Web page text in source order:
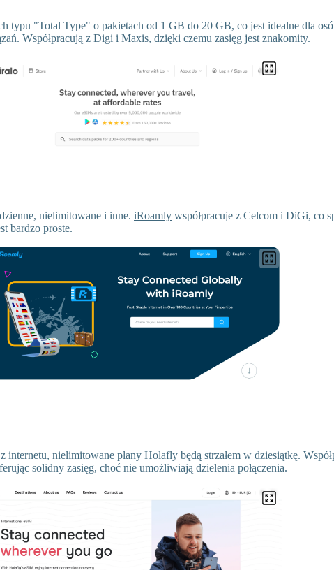
typu "Total Type" o pakietach od 1 GB do 20 GB, co jest idealne dla
Współpracują z Digi i Maxis, dzięki czemu zasięg jest znakomity.
nielimitowane i inne. iRoamly współpracuje z Celcom i DiGi, co
bardzo proste.
internetu, nielimitowane plany Holafly będą strzałem w dziesiątkę.
solidny zasięg, choć nie umożliwiają dzielenia połączenia.